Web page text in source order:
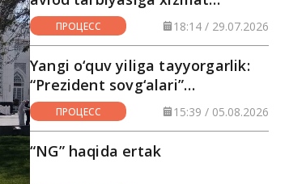
qilayotgan maskan
ПРОЦЕСС 18:14 / 29.07.2026
Yangi o‘quv yiliga tayyorgarlik:
“Prezident sovg‘alari”
hududlarga yetkazilmoqda
ПРОЦЕСС 15:39 / 05.08.2026
“NG” haqida ertak